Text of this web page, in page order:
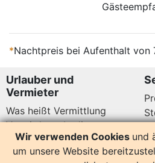
*Nachtpreis bei Aufenthalt von
Urlauber und
Vermieter
Was heißt Vermittlung
Vermittlungsbedingungen
Datenschutz
Wir verwenden Cookies und
um unsere Website